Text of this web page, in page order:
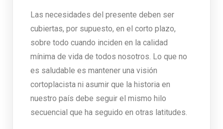
Las necesidades del presente deben ser
cubiertas, por supuesto, en el corto plazo,
sobre todo cuando inciden en la calidad
mínima de vida de todos nosotros. Lo que no
es saludable es mantener una visión
cortoplacista ni asumir que la historia en
nuestro país debe seguir el mismo hilo
secuencial que ha seguido en otras latitudes.